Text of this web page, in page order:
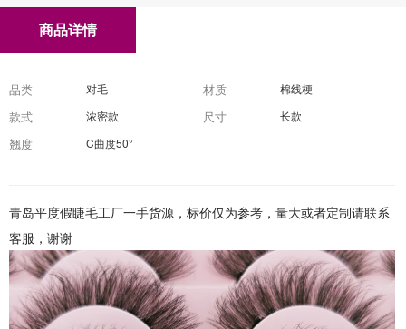
商品详情
品类 对毛 材质 棉线梗
款式 浓密款 尺寸 长款
翘度 C曲度50°
青岛平度假睫毛工厂一手货源，标价仅为参考，量大或者定制请联系
客服，谢谢